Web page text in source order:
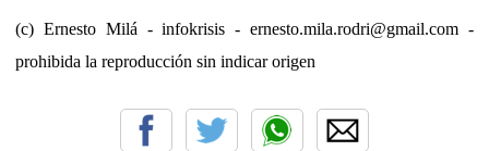
(c) Ernesto Milá - infokrisis - ernesto.mila.rodri@gmail.com -
prohibida la reproducción sin indicar origen